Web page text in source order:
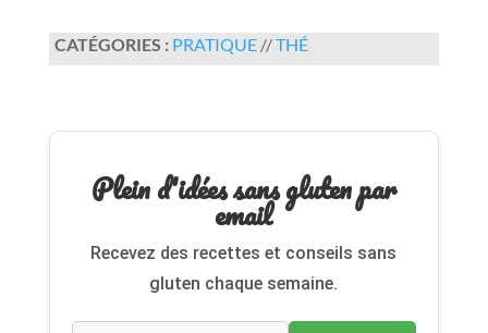
CATÉGORIES : PRATIQUE//THÉ
Plein d'idées sans gluten par
email
Recevez des recettes et conseils sans
gluten chaque semaine.